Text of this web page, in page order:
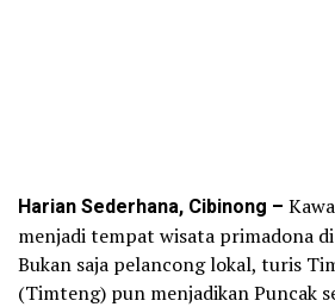
Harian Sederhana, Cibinong –
menjadi tempat wisata primadona
Bukan saja pelancong lokal, turis
(Timteng) pun menjadikan Puncak